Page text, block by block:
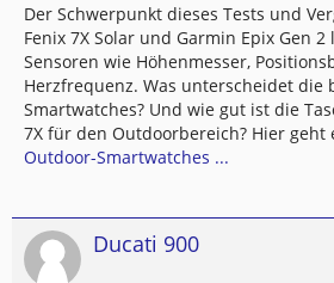
Der Schwerpunkt dieses Tests und
Fenix 7X Solar und Garmin Epix Gen
Sensoren wie Höhenmesser,
Herzfrequenz. Was unterscheidet die
Smartwatches? Und wie gut ist die
7X für den Outdoorbereich? Hier geht
Outdoor-Smartwatches ...
Ducati 900